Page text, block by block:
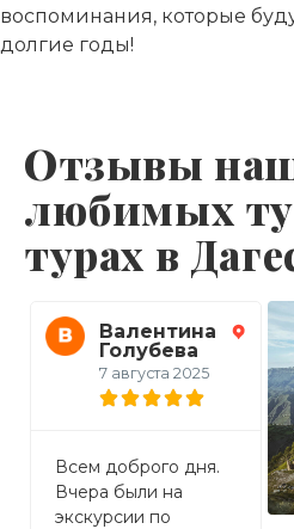
воспоминания, которые
долгие годы!
Отзывы
любимых
турах в
Валентина
Голубева
7 августа 2025
Всем доброго дня.
Вчера были на
экскурсии по